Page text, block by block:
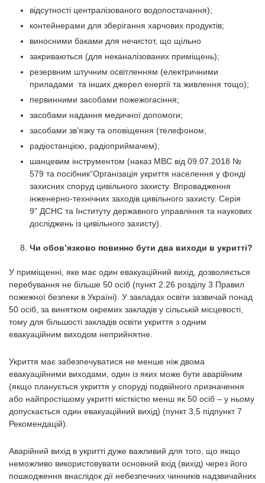
відсутності централізованого водопостачання);
контейнерами для зберігання харчових продуктів;
виносними баками для нечистот, що щільно
закриваються (для неканалізованих приміщень);
резервним штучним освітленням (електричними
приладами та інших джерел енергії та живлення тощо);
первинними засобами пожежогасіння;
засобами надання медичної допомоги;
засобами зв’язку та оповіщення (телефоном,
радіостанцією, радіоприймачем);
шанцевим інструментом (наказ МВС від 09.07.2018 №
579 та посібник“Організація укриття населення у фонді
захисних споруд цивільного захисту. Впровадження
інженерно-технічних заходів цивільного захисту. Серія
9” ДСНС та Інституту державного управління та наукових
досліджень із цивільного захисту).
Чи обов’язково повинно бути два виходи в укритті?
У приміщенні, яке має один евакуаційний вихід, дозволяється
перебування не більше 50 осіб (пункт 2.26 розділу 3 Правил
пожежної безпеки в Україні). У закладах освіти зазвичай понад
50 осіб, за винятком окремих закладів у сільській місцевості,
тому для більшості закладів освіти укриття з одним
евакуаційним виходом неприйнятне.
Укриття має забезпечуватися не менше ніж двома
евакуаційними виходами, один із яких може бути аварійним
(якщо планується укриття у споруді подвійного призначення
або найпростішому укритті місткістю менш як 50 осіб – у ньому
допускається один евакуаційний вихід) (пункт 3,5 підпункт 7
Рекомендацій).
Аварійний вихід в укритті дуже важливий для того, що якщо
неможливо використовувати основний вхід (вихід) через його
пошкодження внаслідок дії небезпечних чинників надзвичайних